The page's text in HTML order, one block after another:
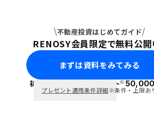
不動産投資はじめてガイド
RENOSY会員限定で無料公開
まずは資料をみてみる
初回面談で ポイント※50,000
プレゼント適用条件詳細※条件・上限あ